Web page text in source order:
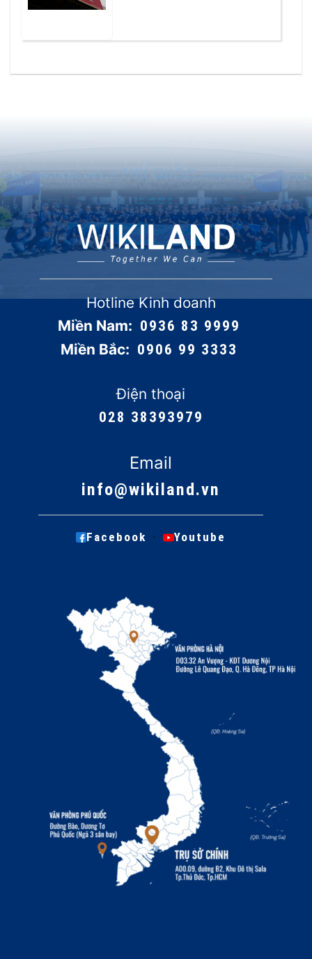
Hotline Kinh doanh
Miền Nam: 0936 83 9999
Miền Bắc: 0906 99 3333
Điện thoại
028 38393979
Email
info@wikiland.vn
Facebook · Youtube